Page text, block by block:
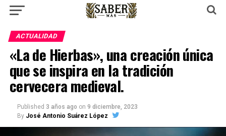
ACTUALIDAD
«La de Hierbas», una creación única
que se inspira en la tradición
cervecera medieval.
Published 3 años ago on 9 diciembre, 2023
By José Antonio Suárez López